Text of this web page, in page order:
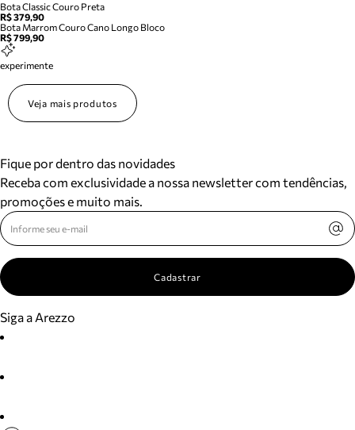
Bota Classic Couro Preta
R$ 379,90
Bota Marrom Couro Cano Longo Bloco
R$ 799,90
experimente
Veja mais produtos
Fique por dentro das novidades
Receba com exclusividade a nossa newsletter com tendências,
promoções e muito mais.
Cadastrar
Siga a Arezzo